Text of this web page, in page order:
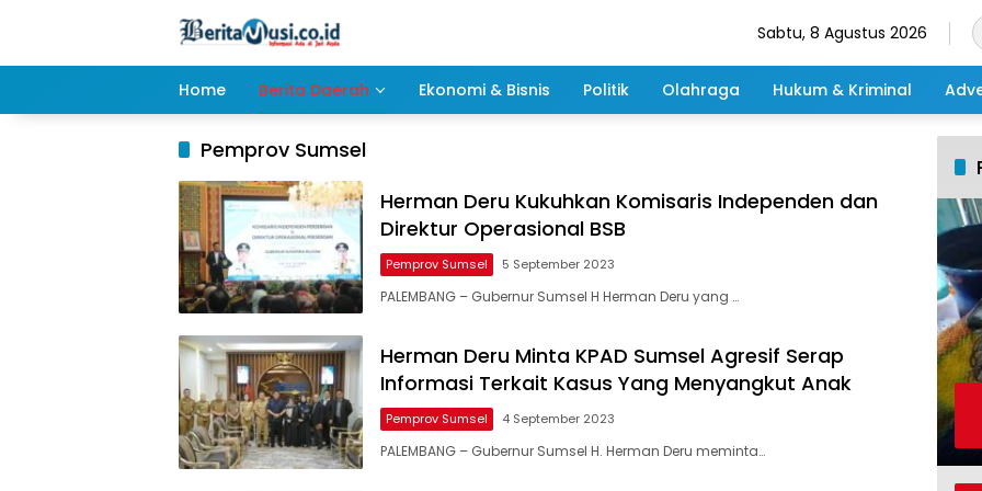
Sabtu, 8 Agustus 2026
Home Berita Daerah Ekonomi & Bisnis Politik Olahraga Hukum & Kriminal
Pemprov Sumsel
Herman Deru Kukuhkan Komisaris Independen dan
Direktur Operasional BSB
Pemprov Sumsel 5 September 2023
PALEMBANG – Gubernur Sumsel H Herman Deru yang …
Herman Deru Minta KPAD Sumsel Agresif Serap
Informasi Terkait Kasus Yang Menyangkut Anak
Pemprov Sumsel 4 September 2023
PALEMBANG – Gubernur Sumsel H. Herman Deru meminta…